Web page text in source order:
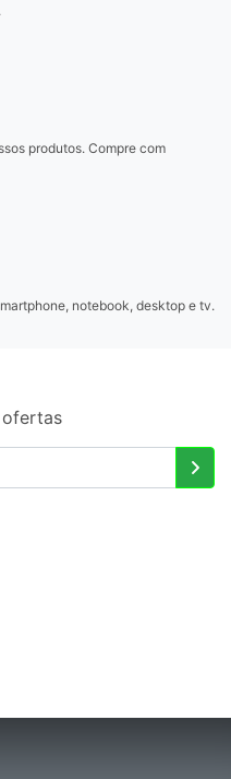
produtos. Compre com
notebook, desktop e tv.
ofertas